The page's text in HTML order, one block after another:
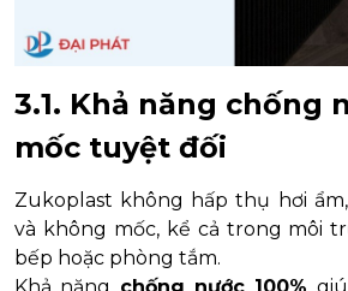
3.1. Khả năng chống
mốc tuyệt đối
Zukoplast không hấp thụ hơi
và không mốc, kể cả trong môi
bếp hoặc phòng tắm.